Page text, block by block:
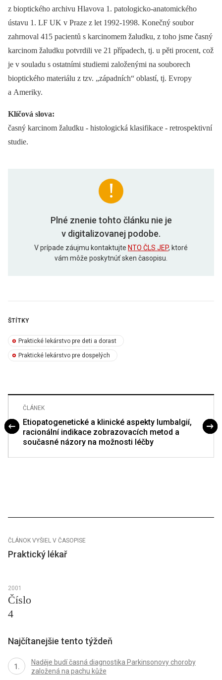
z bioptického archivu Hlavova 1. patologicko-anatomického
ústavu 1. LF UK v Praze z let 1992-1998. Konečný soubor
zahrnoval 415 pacientů s karcinomem žaludku, z toho jsme časný
karcinom žaludku potvrdili ve 21 případech, tj. u pěti procent, což
je v souladu s ostatními studiemi založenými na souborech
bioptického materiálu z tzv. „západních“ oblastí, tj. Evropy
a Ameriky.
Klíčová slova:
časný karcinom žaludku -⁠ histologická klasifikace -⁠ retrospektivní
studie.
Plné znenie tohto článku nie je
v digitalizovanej podobe.
V prípade záujmu kontaktujte NTO ČLS JEP, ktoré
vám môže poskytnúť sken časopisu.
ŠTÍTKY
Praktické lekárstvo pre deti a dorast
Praktické lekárstvo pre dospelých
ČLÁNEK
Etiopatogenetické a klinické aspekty lumbalgií,
racionální indikace zobrazovacích metod a
současné názory na možnosti léčby
ČLÁNOK VYŠIEL V ČASOPISE
Praktický lékař
2001
Číslo
4
Najčítanejšie tento týždeň
Naděje budí časná diagnostika Parkinsonovy choroby
založená na pachu kůže